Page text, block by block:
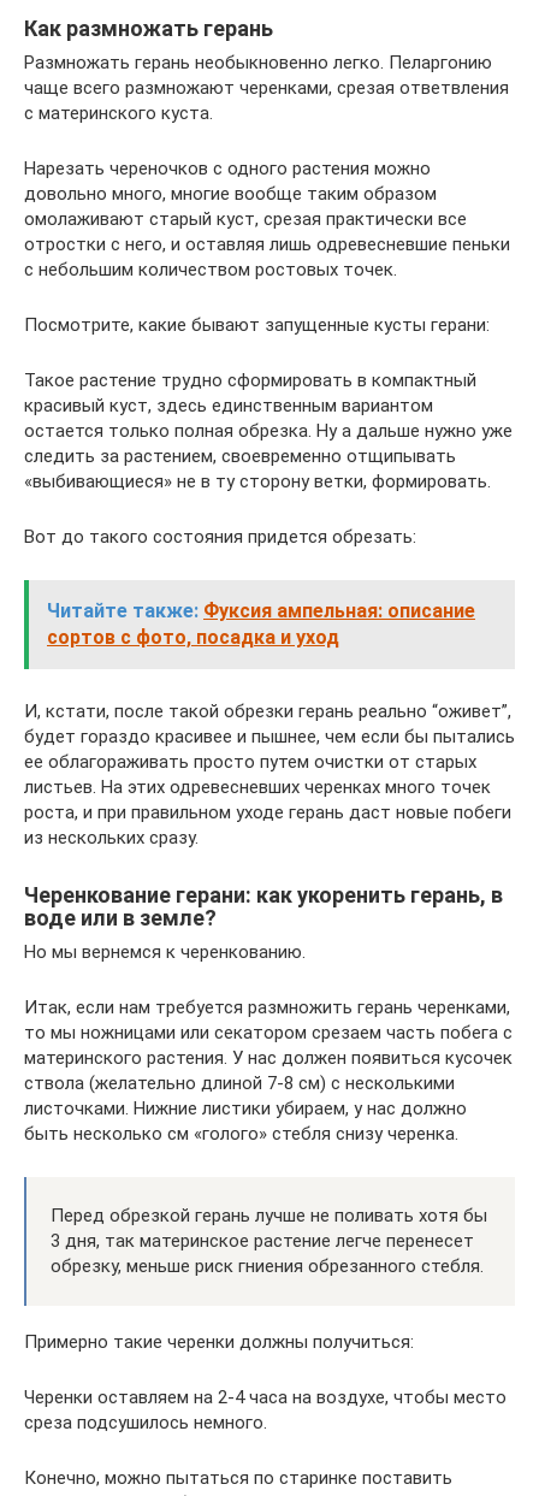
Как размножать герань
Размножать герань необыкновенно легко. Пеларгонию
чаще всего размножают черенками, срезая ответвления
с материнского куста.
Нарезать череночков с одного растения можно
довольно много, многие вообще таким образом
омолаживают старый куст, срезая практически все
отростки с него, и оставляя лишь одревесневшие пеньки
с небольшим количеством ростовых точек.
Посмотрите, какие бывают запущенные кусты герани:
Такое растение трудно сформировать в компактный
красивый куст, здесь единственным вариантом
остается только полная обрезка. Ну а дальше нужно уже
следить за растением, своевременно отщипывать
«выбивающиеся» не в ту сторону ветки, формировать.
Вот до такого состояния придется обрезать:
Читайте также: Фуксия ампельная: описание
сортов с фото, посадка и уход
И, кстати, после такой обрезки герань реально “оживет”,
будет гораздо красивее и пышнее, чем если бы пытались
ее облагораживать просто путем очистки от старых
листьев. На этих одревесневших черенках много точек
роста, и при правильном уходе герань даст новые побеги
из нескольких сразу.
Черенкование герани: как укоренить герань, в
воде или в земле?
Но мы вернемся к черенкованию.
Итак, если нам требуется размножить герань черенками,
то мы ножницами или секатором срезаем часть побега с
материнского растения. У нас должен появиться кусочек
ствола (желательно длиной 7-8 см) с несколькими
листочками. Нижние листики убираем, у нас должно
быть несколько см «голого» стебля снизу черенка.
Перед обрезкой герань лучше не поливать хотя бы
3 дня, так материнское растение легче перенесет
обрезку, меньше риск гниения обрезанного стебля.
Примерно такие черенки должны получиться:
Черенки оставляем на 2-4 часа на воздухе, чтобы место
среза подсушилось немного.
Конечно, можно пытаться по старинке поставить